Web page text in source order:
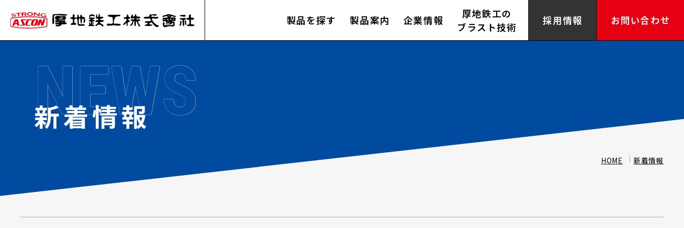
製品を探す 製品案内 企業情報
厚地鉄工の
ブラスト技術
採用情報 お問い合わせ
新着情報
NEWS
HOME 新着情報